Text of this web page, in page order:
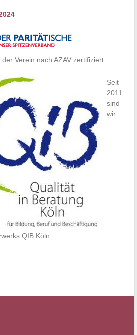
Verein nach AZAV zertifiziert.
Seit
2011
sind
wir
QIB Köln.